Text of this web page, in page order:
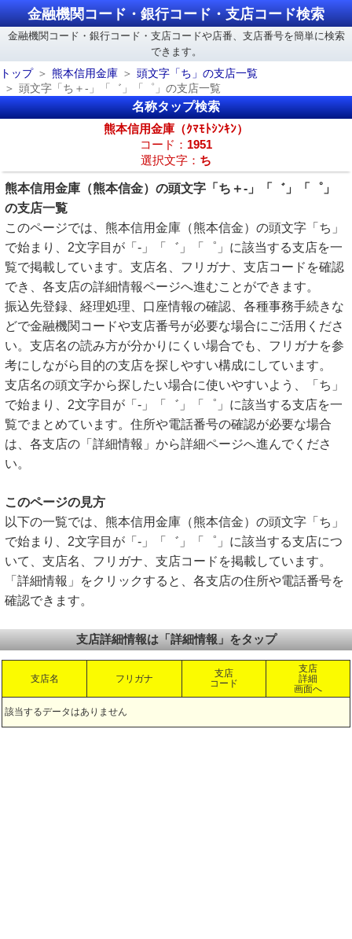
金融機関コード・銀行コード・支店コード検索
金融機関コード・銀行コード・支店コードや店番、支店番号を簡単に検索
できます。
トップ
熊本信用金庫
頭文字「ち」の支店一覧
頭文字「ち＋-」「゛」「゜」の支店一覧
名称タップ検索
熊本信用金庫（ｸﾏﾓﾄｼﾝｷﾝ）
コード： 1951
選択文字： ち
熊本信用金庫（熊本信金）の頭文字「ち＋-」「゛」「゜」
の支店一覧
このページでは、熊本信用金庫（熊本信金）の頭文字「ち」
で始まり、2文字目が「-」「゛」「゜」に該当する支店を一
覧で掲載しています。支店名、フリガナ、支店コードを確認
でき、各支店の詳細情報ページへ進むことができます。
振込先登録、経理処理、口座情報の確認、各種事務手続きな
どで金融機関コードや支店番号が必要な場合にご活用くださ
い。支店名の読み方が分かりにくい場合でも、フリガナを参
考にしながら目的の支店を探しやすい構成にしています。
支店名の頭文字から探したい場合に使いやすいよう、「ち」
で始まり、2文字目が「-」「゛」「゜」に該当する支店を一
覧でまとめています。住所や電話番号の確認が必要な場合
は、各支店の「詳細情報」から詳細ページへ進んでくださ
い。
このページの見方
以下の一覧では、熊本信用金庫（熊本信金）の頭文字「ち」
で始まり、2文字目が「-」「゛」「゜」に該当する支店につ
いて、支店名、フリガナ、支店コードを掲載しています。
「詳細情報」をクリックすると、各支店の住所や電話番号を
確認できます。
支店詳細情報は「詳細情報」をタップ
支店名 フリガナ
支店
コード
支店
詳細
画面へ
該当するデータはありません